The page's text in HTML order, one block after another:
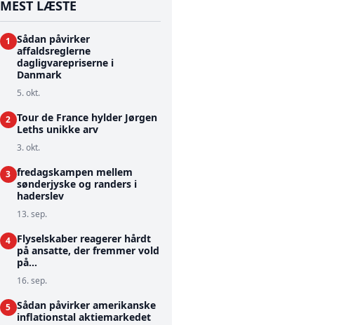
MEST LÆSTE
1
Sådan påvirker
affaldsreglerne
dagligvarepriserne i
Danmark
5. okt.
2 Tour de France hylder Jørgen
Leths unikke arv
3. okt.
3 fredagskampen mellem
sønderjyske og randers i
haderslev
13. sep.
4 Flyselskaber reagerer hårdt
på ansatte, der fremmer vold
på...
16. sep.
5 Sådan påvirker amerikanske
inflationstal aktiemarkedet